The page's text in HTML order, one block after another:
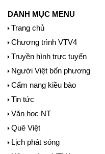
DANH MỤC MENU
Trang chủ
Chương trình VTV4
Truyền hình trực tuyến
Người Việt bốn phương
Cẩm nang kiều bào
Tin tức
Văn học NT
Quê Việt
Lịch phát sóng